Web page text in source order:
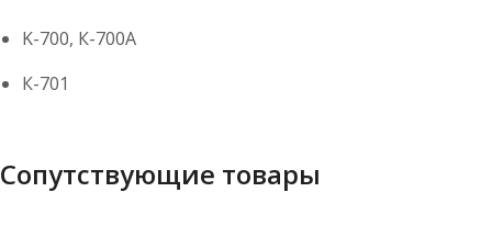
K-700, К-700А
К-701
Сопутствующие товары